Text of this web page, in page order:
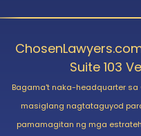
Suite 103
Bagama't naka-headquarter sa
masiglang nagtataguyod
pamamagitan ng mga